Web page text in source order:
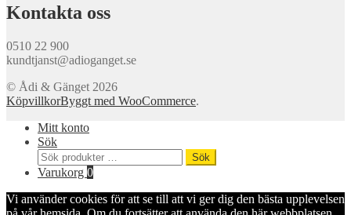
Kontakta oss
0510 22 900
kundtjanst@adioganget.se
© Ådi & Gänget 2026
KöpvillkorByggt med WooCommerce.
Mitt konto
Sök
Sök
efter:
Sök
Varukorg 0
Vi använder cookies för att se till att vi ger dig den bästa upplevelsen